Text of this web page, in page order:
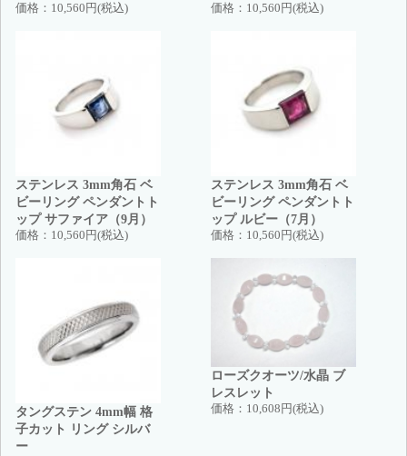
価格： 10,560円(税込) 価格： 10,560円(税込)
ステンレス 3mm角石 ベ
ビーリング ペンダントト
ップ サファイア（9月）
価格： 10,560円(税込)
ステンレス 3mm角石 ベ
ビーリング ペンダントト
ップ ルビー（7月）
価格： 10,560円(税込)
タングステン 4mm幅 格
子カット リング シルバ
ー
ローズクオーツ/水晶 ブ
レスレット
価格： 10,608円(税込)